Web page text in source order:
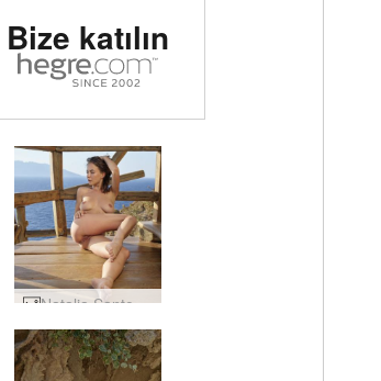
Bize katılın
Natalia Santorini'nin ruhu #21